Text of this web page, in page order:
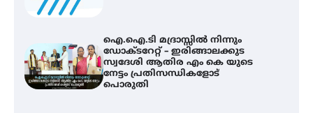
ഐ.ഐ.ടി മദ്രാസ്സിൽ നിന്നും
ഡോക്ടറേറ്റ് – ഇരിങ്ങാലക്കുട
സ്വദേശി ആതിര എം കെ യുടെ
നേട്ടം പ്രതിസന്ധികളോട്
പൊരുതി